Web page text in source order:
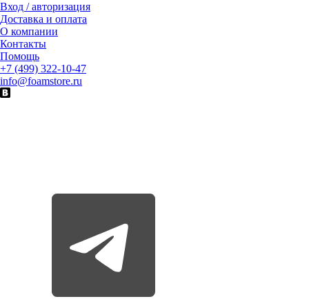
Вход / авторизация
Доставка и оплата
О компании
Контакты
Помощь
+7 (499) 322-10-47
info@foamstore.ru